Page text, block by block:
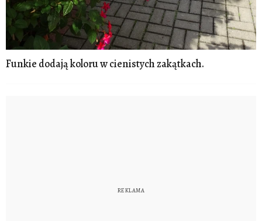
Funkie dodają koloru w cienistych zakątkach.